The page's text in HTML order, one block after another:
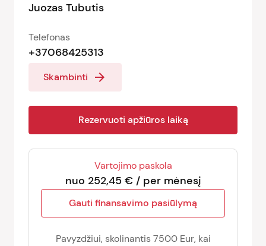
Juozas Tubutis
Telefonas
+37068425313
Skambinti arrow_forward
Rezervuoti apžiūros laiką
Vartojimo paskola
nuo 252,45 € / per mėnesį
Gauti finansavimo pasiūlymą
Pavyzdžiui, skolinantis 7500 Eur, kai